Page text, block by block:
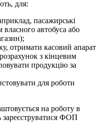
для:
пасажирські
власного автобуса або
отримати касовий апарат
з кінцевим
продукцію за